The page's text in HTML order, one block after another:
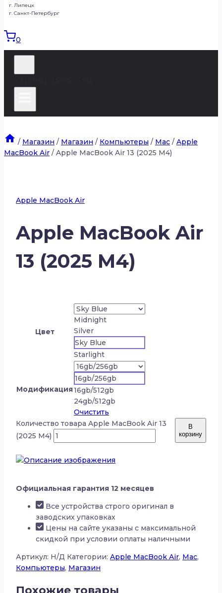
г. Липецк
г. Санкт-Петербург
0
/ Магазин / Магазин / Компьютеры / Mac / Apple
MacBook Air / Apple MacBook Air 13 (2025 M4)
Apple MacBook Air
Apple MacBook Air
13 (2025 M4)
Цвет
Midnight
Silver
Sky Blue
Starlight
Модификация
16gb/256gb
16gb/512gb
24gb/512gb
Очистить
Количество товара Apple MacBook Air 13
(2025 M4)
В
корзину
Официальная гарантия 12 месяцев
Все устройства строго оригинал в
заводских упаковках
Цены на сайте указаны с максимальной
скидкой при условии оплаты наличными
Артикул: Н/Д Категории: Apple MacBook Air, Mac,
Компьютеры, Магазин
Похожие товары